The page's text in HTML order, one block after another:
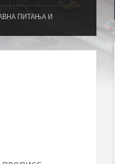
ПИТАЊА И